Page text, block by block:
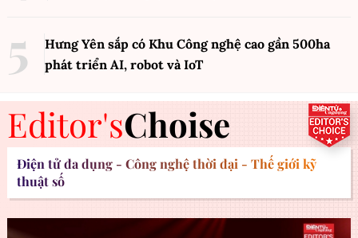
Hưng Yên sắp có Khu Công nghệ cao gần 500ha
phát triển AI, robot và IoT
Editor'sChoise
Điện tử đa dụng - Công nghệ thời đại - Thế giới kỹ
thuật số